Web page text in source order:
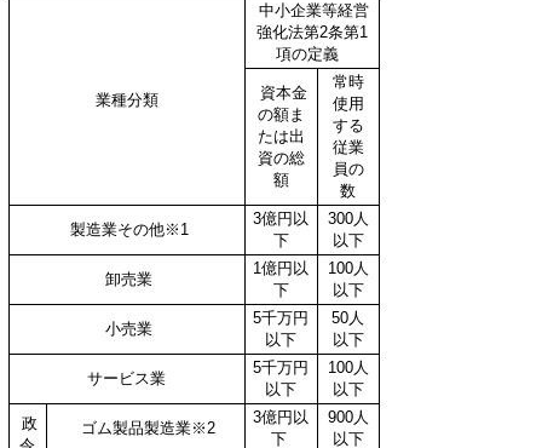
業種分類
中小企業等経営
強化法第2条第1
項の定義
資本金
の額ま
たは出
資の総
額
常時
使用
する
従業
員の
数
製造業その他※1
3億円以
下
300人
以下
卸売業
1億円以
下
100人
以下
小売業
5千万円
以下
50人
以下
サービス業
5千万円
以下
100人
以下
政
ゴム製品製造業※2
3億円以
下
900人
以下